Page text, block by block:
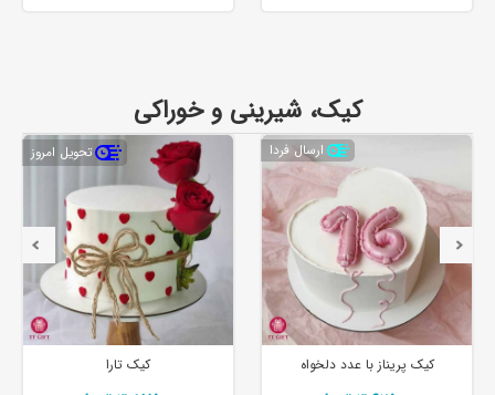
کیک، شیرینی و خوراکی
ارسال فردا
کیک پریناز با عدد دلخواه
تحویل امروز
کیک تارا